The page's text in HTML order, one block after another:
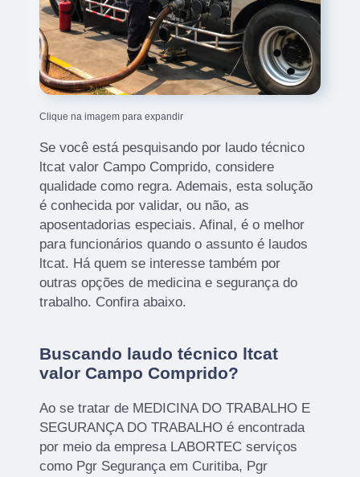
Clique na imagem para expandir
Se você está pesquisando por laudo técnico
ltcat valor Campo Comprido, considere
qualidade como regra. Ademais, esta solução
é conhecida por validar, ou não, as
aposentadorias especiais. Afinal, é o melhor
para funcionários quando o assunto é laudos
ltcat. Há quem se interesse também por
outras opções de medicina e segurança do
trabalho. Confira abaixo.
Buscando laudo técnico ltcat
valor Campo Comprido?
Ao se tratar de MEDICINA DO TRABALHO E
SEGURANÇA DO TRABALHO é encontrada
por meio da empresa LABORTEC serviços
como Pgr Segurança em Curitiba, Pgr